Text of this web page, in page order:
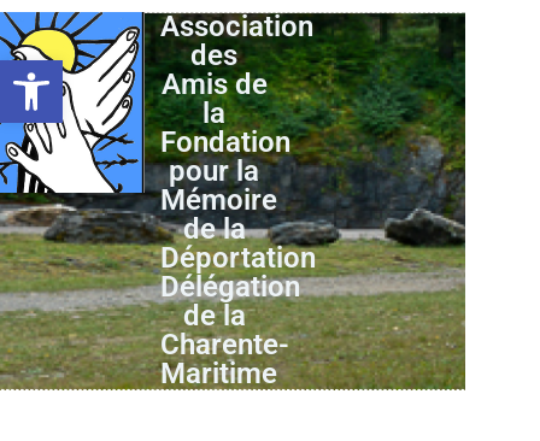
Ouvrir la barre d’outils
Association
des
Amis de
la
Fondation
pour la
Mémoire
de la
Déportation
Délégation
de la
Charente-
Maritime